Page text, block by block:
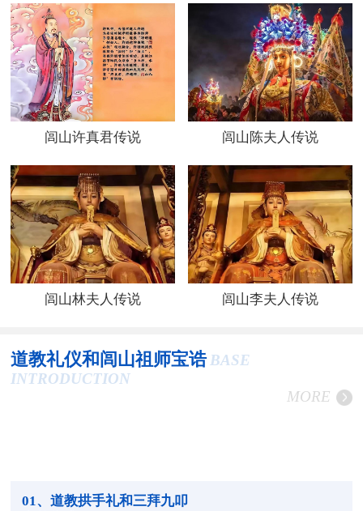
闾山许真君传说 闾山陈夫人传说
闾山林夫人传说 闾山李夫人传说
道教礼仪和闾山祖师宝诰 BASE
INTRODUCTION
MORE
01 、道教拱手礼和三拜九叩